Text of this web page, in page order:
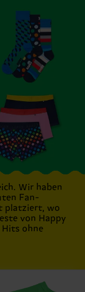
Wir haben
Fan-
platziert, wo
von Happy
ohne